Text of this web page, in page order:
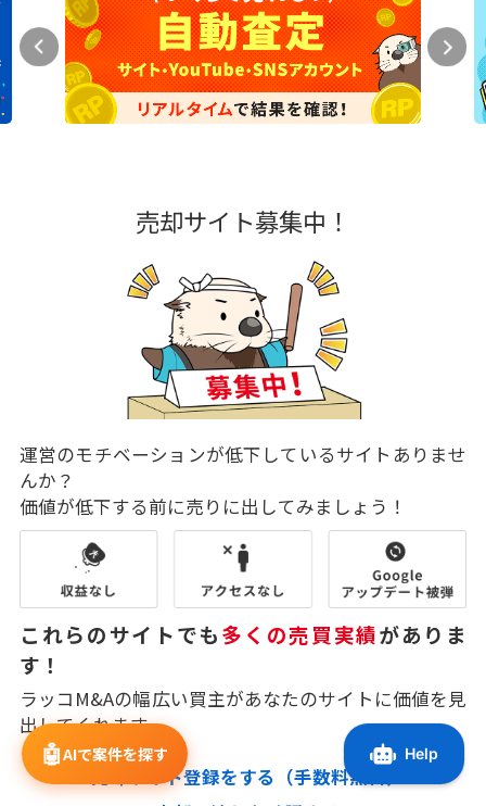
売却サイト募集中！
運営のモチベーションが低下しているサイトありませ
んか？
価値が低下する前に売りに出してみましょう！
これらのサイトでも多くの売買実績がありま
す！
ラッコM&Aの幅広い買主があなたのサイトに価値を見
出してくれます。
売却サイト登録をする（手数料無料）
🤖AIで案件を探す